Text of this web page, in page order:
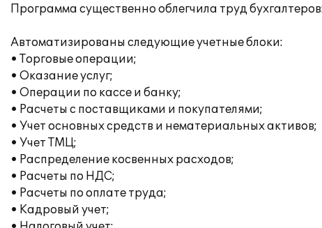
Программа существенно облегчила труд
Автоматизированы следующие учетные блоки:
• Торговые операции;
• Оказание услуг;
• Операции по кассе и банку;
• Расчеты с поставщиками и покупателями;
• Учет основных средств и нематериальных активов;
• Учет ТМЦ;
• Распределение косвенных расходов;
• Расчеты по НДС;
• Расчеты по оплате труда;
• Кадровый учет;